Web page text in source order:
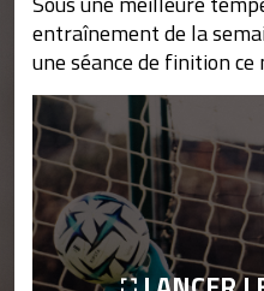
entraînement de la
une séance de finition ce